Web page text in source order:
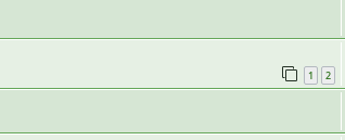
1 2